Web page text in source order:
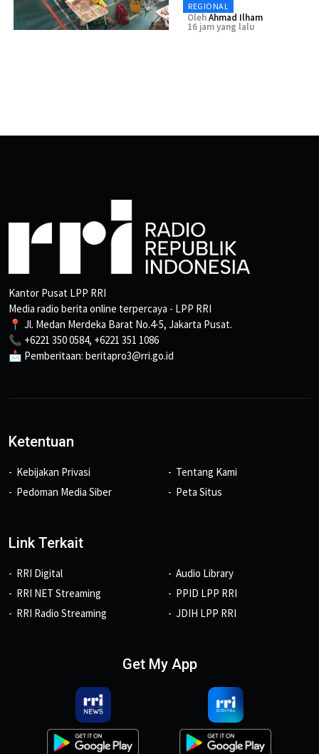
REGIONAL
OlehAhmad Ilham
16 jam yang lalu
Kantor Pusat LPP RRI
Media radio berita online terpercaya - LPP RRI
📍 Jl. Medan Merdeka Barat No.4-5, Jakarta Pusat.
📞 +6221 350 0584, +6221 351 1086
📩 Pemberitaan: beritapro3@rri.go.id
Ketentuan
Kebijakan Privasi
Pedoman Media Siber
Tentang Kami
Peta Situs
Link Terkait
RRI Digital
RRI NET Streaming
RRI Radio Streaming
Audio Library
PPID LPP RRI
JDIH LPP RRI
Get My App